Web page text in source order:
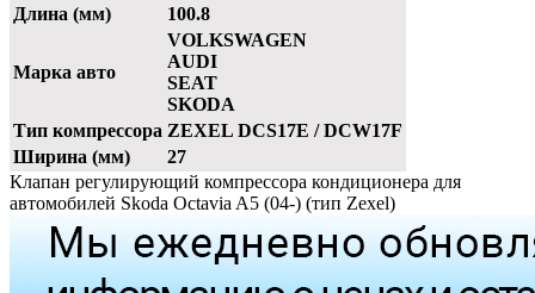
Длина (мм)
100.8
Марка авто
VOLKSWAGEN
AUDI
SEAT
SKODA
Тип компрессора ZEXEL DCS17E / DCW17F
Ширина (мм)
27
Клапан регулирующий компрессора кондиционера для
автомобилей Skoda Octavia A5 (04-) (тип Zexel)